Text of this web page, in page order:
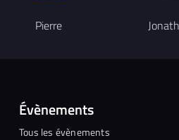
Pierre
Évènements
Tous les évènements